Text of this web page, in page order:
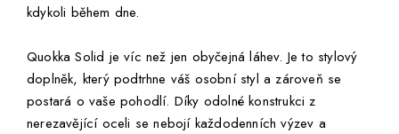
kdykoli během dne.
Quokka Solid je víc než jen obyčejná láhev. Je to stylový
doplněk, který podtrhne váš osobní styl a zároveň se
postará o vaše pohodlí. Díky odolné konstrukci z
nerezavějící oceli se nebojí každodenních výzev a